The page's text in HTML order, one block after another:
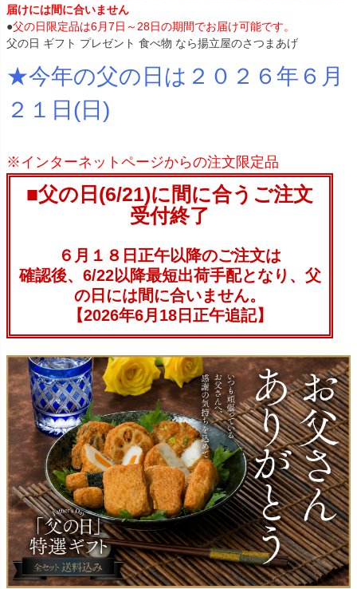
届けには間に合いません
●父の日限定品は6月7日～28日の期間でお届け可能です。
父の日 ギフト プレゼント 食べ物 なら揚立屋のさつまあげ
★今年の父の日は２０２６年６月
２１日(日)
※インターネットページからの注文限定品
■父の日(6/21)に間に合うご注文
受付終了
６月１８日正午以降のご注文は
確認後、6/22以降最短出荷手配となり、父
の日には間に合いません。
【2026年6月18日正午追記】